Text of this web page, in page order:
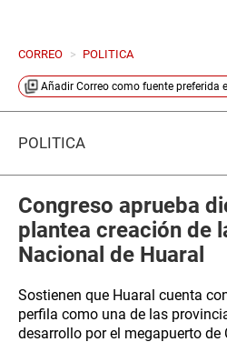
CORREO > POLITICA
Añadir Correo como fuente preferida
POLÍTICA
Congreso aprueba
plantea creación de
Nacional de Huaral
Sostienen que Huaral cuenta
perfila como una de las
desarrollo por el megapuerto de